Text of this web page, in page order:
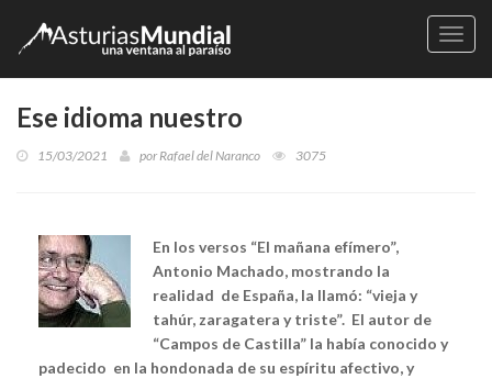
Ese idioma nuestro
15/03/2021 porRafael del Naranco 3075
En los versos “El mañana efímero”,
Antonio Machado, mostrando la
realidad de España, la llamó: “vieja y
tahúr, zaragatera y triste”. El autor de
“Campos de Castilla” la había conocido y
padecido en la hondonada de su espíritu afectivo, y